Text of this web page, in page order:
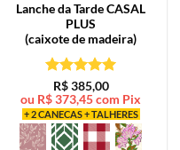
Lanche da TardeCASAL
PLUS
(caixote de madeira)
Avaliação5
de 5
R$385,00
ou R$373,45com Pix
+ 2 CANECAS + TALHERES